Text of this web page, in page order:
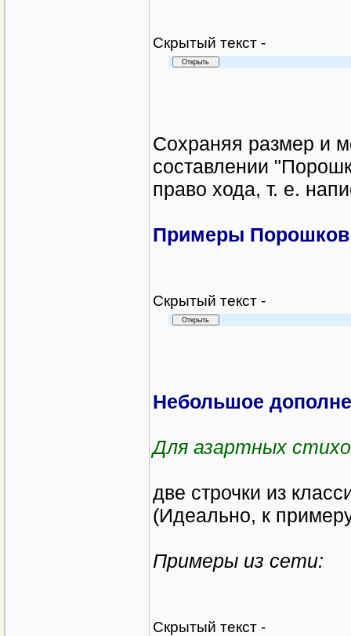
Cкрытый текст -
Сохраняя размер и
составлении
право хода, т. е.
Примеры
Cкрытый текст -
Небольшое
Для азартных
две строчки из
(Идеально, к
Примеры из сети:
Cкрытый текст -